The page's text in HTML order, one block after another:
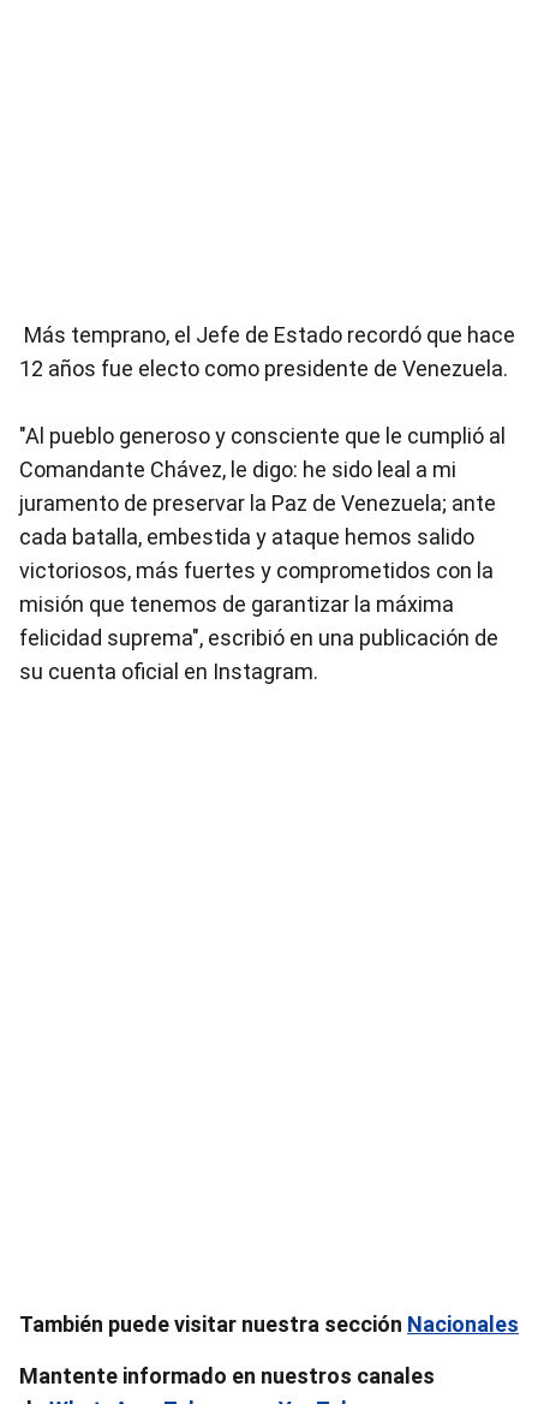
Más temprano, el Jefe de Estado recordó que hace
12 años fue electo como presidente de Venezuela.
"Al pueblo generoso y consciente que le cumplió al
Comandante Chávez, le digo: he sido leal a mi
juramento de preservar la Paz de Venezuela; ante
cada batalla, embestida y ataque hemos salido
victoriosos, más fuertes y comprometidos con la
misión que tenemos de garantizar la máxima
felicidad suprema", escribió en una publicación de
su cuenta oficial en Instagram.
También puede visitar nuestra sección Nacionales
Mantente informado en nuestros canales